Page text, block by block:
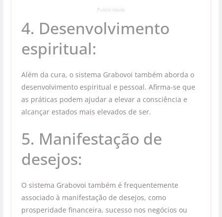
Publicidade
4. Desenvolvimento
espiritual:
Além da cura, o sistema Grabovoi também aborda o
desenvolvimento espiritual e pessoal. Afirma-se que
as práticas podem ajudar a elevar a consciência e
alcançar estados mais elevados de ser.
5. Manifestação de
desejos:
O sistema Grabovoi também é frequentemente
associado à manifestação de desejos, como
prosperidade financeira, sucesso nos negócios ou